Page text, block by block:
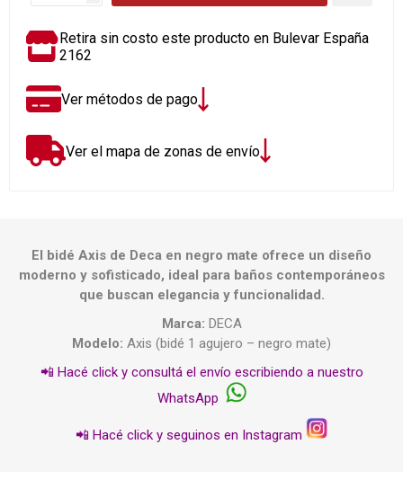
Retira sin costo este producto en Bulevar España
2162
Ver métodos de pago
Ver el mapa de zonas de envío
El bidé Axis de Deca en negro mate ofrece un diseño
moderno y sofisticado, ideal para baños contemporáneos
que buscan elegancia y funcionalidad.
Marca: DECA
Modelo: Axis (bidé 1 agujero – negro mate)
📲 Hacé click y consultá el envío escribiendo a nuestro
WhatsApp
📲 Hacé click y seguinos en Instagram